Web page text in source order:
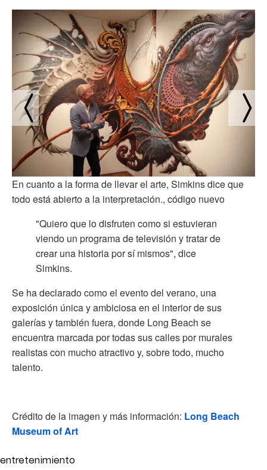
En cuanto a la forma de llevar el arte, Simkins dice que
todo está abierto a la interpretación., código nuevo
"Quiero que lo disfruten como si estuvieran
viendo un programa de televisión y tratar de
crear una historia por sí mismos", dice
Simkins.
Se ha declarado como el evento del verano, una
exposición única y ambiciosa en el interior de sus
galerías y también fuera, donde Long Beach se
encuentra marcada por todas sus calles por murales
realistas con mucho atractivo y, sobre todo, mucho
talento.
Crédito de la imagen y más información: Long Beach
Museum of Art
entretenimiento